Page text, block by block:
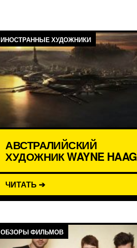
ИНОСТРАННЫЕ ХУДОЖНИКИ
АВСТРАЛИЙСКИЙ
ХУДОЖНИК WAYNE HAAG
ЧИТАТЬ ➔
ОБЗОРЫ ФИЛЬМОВ